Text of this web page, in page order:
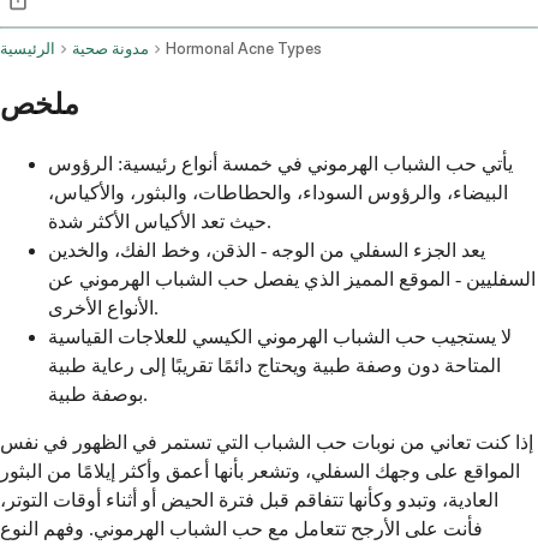
الرئيسية مدونة صحية Hormonal Acne Types
ملخص
يأتي حب الشباب الهرموني في خمسة أنواع رئيسية: الرؤوس
البيضاء، والرؤوس السوداء، والحطاطات، والبثور، والأكياس،
حيث تعد الأكياس الأكثر شدة.
يعد الجزء السفلي من الوجه - الذقن، وخط الفك، والخدين
السفليين - الموقع المميز الذي يفصل حب الشباب الهرموني عن
الأنواع الأخرى.
لا يستجيب حب الشباب الهرموني الكيسي للعلاجات القياسية
المتاحة دون وصفة طبية ويحتاج دائمًا تقريبًا إلى رعاية طبية
بوصفة طبية.
إذا كنت تعاني من نوبات حب الشباب التي تستمر في الظهور في نفس
المواقع على وجهك السفلي، وتشعر بأنها أعمق وأكثر إيلامًا من البثور
العادية، وتبدو وكأنها تتفاقم قبل فترة الحيض أو أثناء أوقات التوتر،
فأنت على الأرجح تتعامل مع حب الشباب الهرموني. وفهم النوع